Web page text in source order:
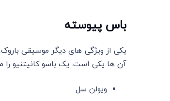
باس پیوسته
یکی از ویژگی های دیگر موسیقی
آن ها یکی است. یک باسو کانیتنیو
ویولن سل